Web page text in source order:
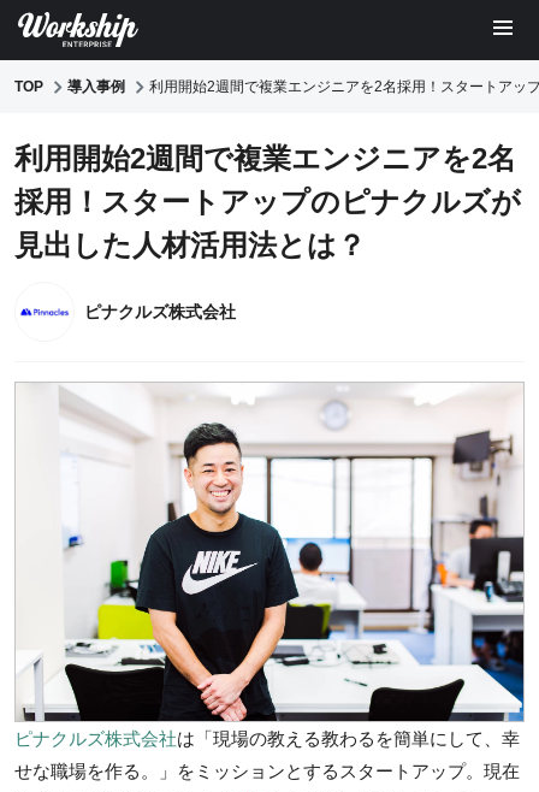
TOP 導入事例 利用開始2週間で複業エンジニアを2名採用！スタートアッ
利用開始2週間で複業エンジニアを2名
採用！スタートアップのピナクルズが
見出した人材活用法とは？
ピナクルズ株式会社
ピナクルズ株式会社は「現場の教える教わるを簡単にして、幸
せな職場を作る。」をミッションとするスタートアップ。現在